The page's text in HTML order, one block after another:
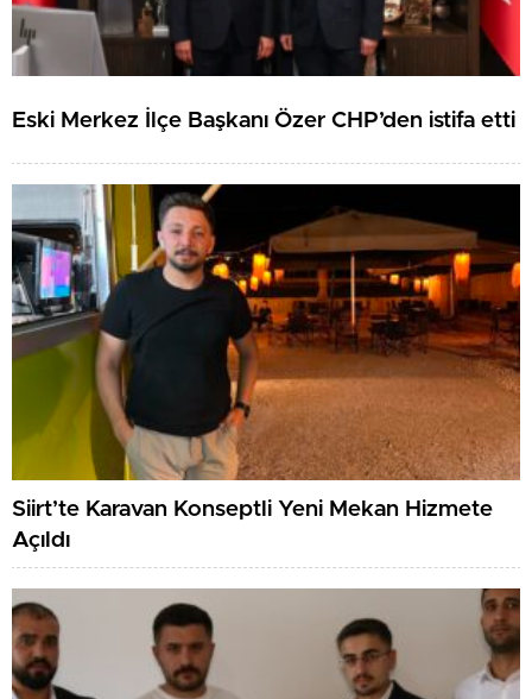
Eski Merkez İlçe Başkanı Özer CHP’den istifa etti
Siirt’te Karavan Konseptli Yeni Mekan Hizmete
Açıldı